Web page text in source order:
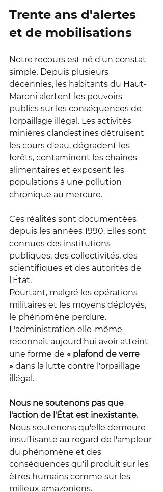
Trente ans d'alertes
et de mobilisations
Notre recours est né d'un constat
simple. Depuis plusieurs
décennies, les habitants du Haut-
Maroni alertent les pouvoirs
publics sur les conséquences de
l'orpaillage illégal. Les activités
minières clandestines détruisent
les cours d'eau, dégradent les
forêts, contaminent les chaînes
alimentaires et exposent les
populations à une pollution
chronique au mercure.
Ces réalités sont documentées
depuis les années 1990. Elles sont
connues des institutions
publiques, des collectivités, des
scientifiques et des autorités de
l'État.
Pourtant, malgré les opérations
militaires et les moyens déployés,
le phénomène perdure.
L'administration elle-même
reconnaît aujourd'hui avoir atteint
une forme de « plafond de verre
» dans la lutte contre l'orpaillage
illégal.
Nous ne soutenons pas que
l'action de l'État est inexistante.
Nous soutenons qu'elle demeure
insuffisante au regard de l'ampleur
du phénomène et des
conséquences qu'il produit sur les
êtres humains comme sur les
milieux amazoniens.